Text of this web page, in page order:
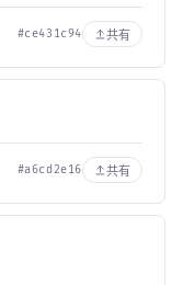
#ce431c94 共有
#a6cd2e16 共有